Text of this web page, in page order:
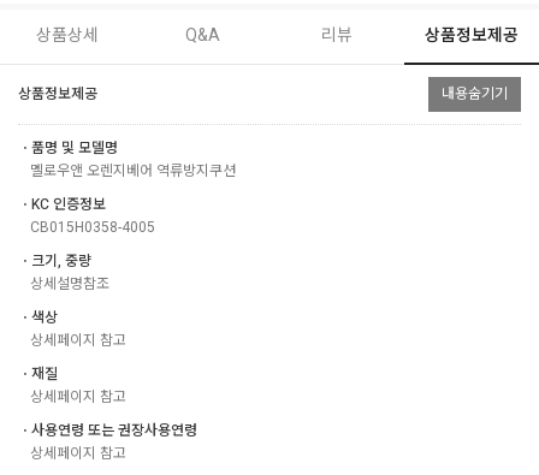
상품상세 Q&A 리뷰 상품정보제공
상품정보제공 내용숨기기
ㆍ품명 및 모델명
멜로우앤 오렌지베어 역류방지쿠션
ㆍKC 인증정보
CB015H0358-4005
ㆍ크기, 중량
상세설명참조
ㆍ색상
상세페이지 참고
ㆍ재질
상세페이지 참고
ㆍ사용연령 또는 권장사용연령
상세페이지 참고